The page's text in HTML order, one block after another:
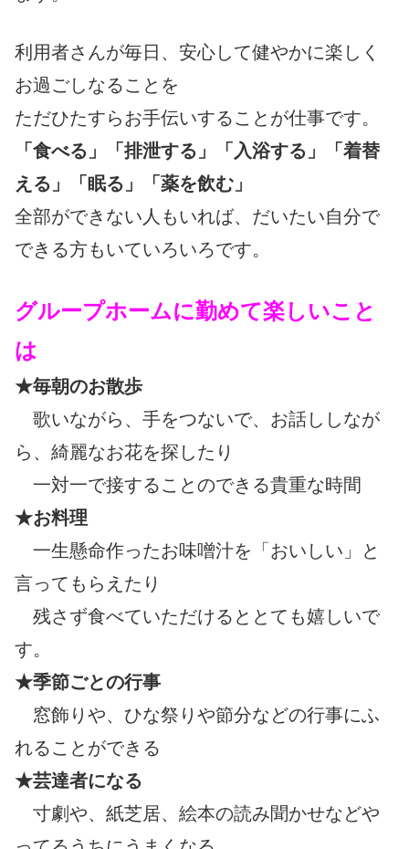
利用者さんが毎日、安心して健やかに楽しく
お過ごしなることを
ただひたすらお手伝いすることが仕事です。
「食べる」「排泄する」「入浴する」「着替
える」「眠る」「薬を飲む」
全部ができない人もいれば、だいたい自分で
できる方もいていろいろです。
グループホームに勤めて楽しいこと
は
★毎朝のお散歩
歌いながら、手をつないで、お話ししなが
ら、綺麗なお花を探したり
一対一で接することのできる貴重な時間
★お料理
一生懸命作ったお味噌汁を「おいしい」と
言ってもらえたり
残さず食べていただけるととても嬉しいで
す。
★季節ごとの行事
窓飾りや、ひな祭りや節分などの行事にふ
れることができる
★芸達者になる
寸劇や、紙芝居、絵本の読み聞かせなどや